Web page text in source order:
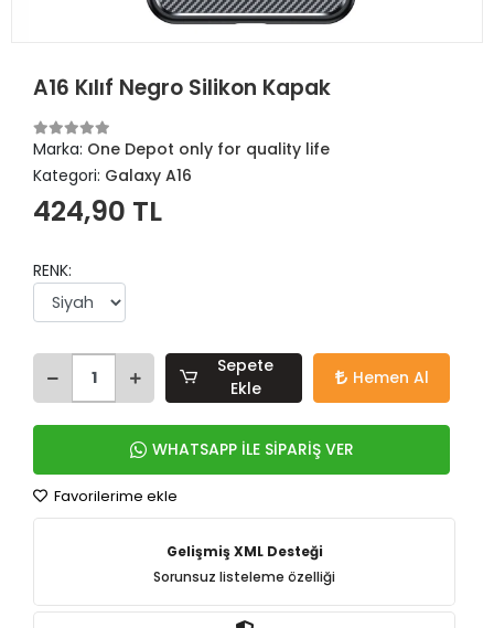
A16 Kılıf Negro Silikon Kapak
Marka: One Depot only for quality life
Kategori: Galaxy A16
424,90 TL
RENK:
Sepete
Ekle
Hemen Al
WHATSAPP İLE SİPARİŞ VER
Favorilerime ekle
Gelişmiş XML Desteği
Sorunsuz listeleme özelliği